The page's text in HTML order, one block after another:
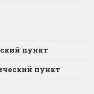
пункт
пункт